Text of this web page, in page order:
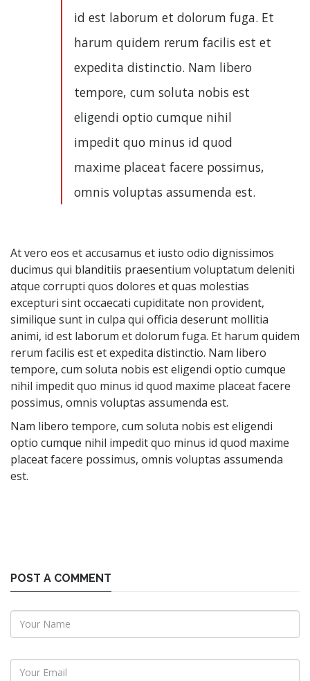
id est laborum et dolorum fuga. Et
harum quidem rerum facilis est et
expedita distinctio. Nam libero
tempore, cum soluta nobis est
eligendi optio cumque nihil
impedit quo minus id quod
maxime placeat facere possimus,
omnis voluptas assumenda est.
At vero eos et accusamus et iusto odio dignissimos
ducimus qui blanditiis praesentium voluptatum deleniti
atque corrupti quos dolores et quas molestias
excepturi sint occaecati cupiditate non provident,
similique sunt in culpa qui officia deserunt mollitia
animi, id est laborum et dolorum fuga. Et harum quidem
rerum facilis est et expedita distinctio. Nam libero
tempore, cum soluta nobis est eligendi optio cumque
nihil impedit quo minus id quod maxime placeat facere
possimus, omnis voluptas assumenda est.
Nam libero tempore, cum soluta nobis est eligendi
optio cumque nihil impedit quo minus id quod maxime
placeat facere possimus, omnis voluptas assumenda
est.
POST A COMMENT